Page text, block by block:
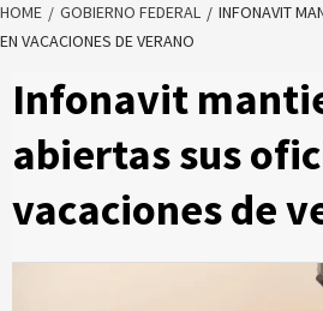
HOME GOBIERNO FEDERAL
INFONAVIT
EN VACACIONES DE VERANO
Infonavit
abiertas sus
vacaciones de